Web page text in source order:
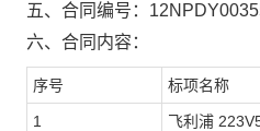
五、合同编号：
六、合同内容：
序号 标项名称
1
飞利浦